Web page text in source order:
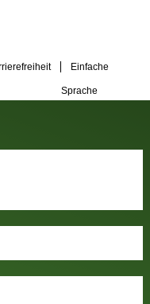
Einfache
Sprache